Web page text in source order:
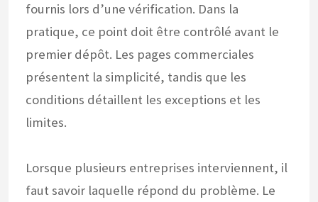
fournis lors d’une vérification. Dans la
pratique, ce point doit être contrôlé avant le
premier dépôt. Les pages commerciales
présentent la simplicité, tandis que les
conditions détaillent les exceptions et les
limites.
Lorsque plusieurs entreprises interviennent, il
faut savoir laquelle répond du problème. Le